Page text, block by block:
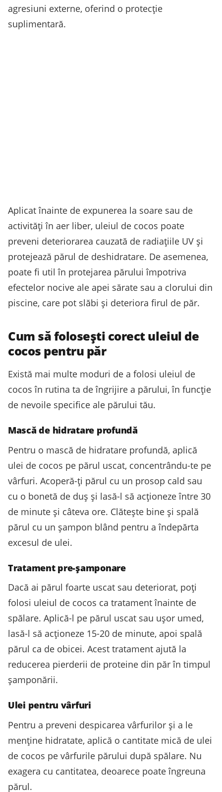
agresiuni externe, oferind o protecție
suplimentară.
Aplicat înainte de expunerea la soare sau de
activități în aer liber, uleiul de cocos poate
preveni deteriorarea cauzată de radiațiile UV și
protejează părul de deshidratare. De asemenea,
poate fi util în protejarea părului împotriva
efectelor nocive ale apei sărate sau a clorului din
piscine, care pot slăbi și deteriora firul de păr.
Cum să folosești corect uleiul de
cocos pentru păr
Există mai multe moduri de a folosi uleiul de
cocos în rutina ta de îngrijire a părului, în funcție
de nevoile specifice ale părului tău.
Mască de hidratare profundă
Pentru o mască de hidratare profundă, aplică
ulei de cocos pe părul uscat, concentrându-te pe
vârfuri. Acoperă-ți părul cu un prosop cald sau
cu o bonetă de duș și lasă-l să acționeze între 30
de minute și câteva ore. Clătește bine și spală
părul cu un șampon blând pentru a îndepărta
excesul de ulei.
Tratament pre-șamponare
Dacă ai părul foarte uscat sau deteriorat, poți
folosi uleiul de cocos ca tratament înainte de
spălare. Aplică-l pe părul uscat sau ușor umed,
lasă-l să acționeze 15-20 de minute, apoi spală
părul ca de obicei. Acest tratament ajută la
reducerea pierderii de proteine din păr în timpul
șamponării.
Ulei pentru vârfuri
Pentru a preveni despicarea vârfurilor și a le
menține hidratate, aplică o cantitate mică de ulei
de cocos pe vârfurile părului după spălare. Nu
exagera cu cantitatea, deoarece poate îngreuna
părul.